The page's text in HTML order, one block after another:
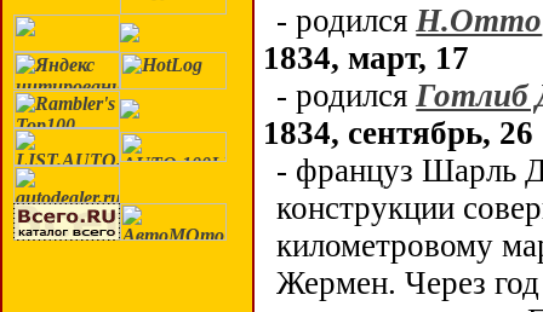
- родилсяН.Отто
1834, март, 17
- родилсяГотлиб
1834, сентябрь, 26
- француз Шарль
конструкции
километровому
Жермен. Через